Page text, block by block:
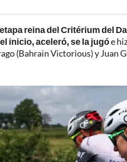
etapa reina del Critérium del
inicio, aceleró, se la jugóe
(Bahrain Victorious) y Juan